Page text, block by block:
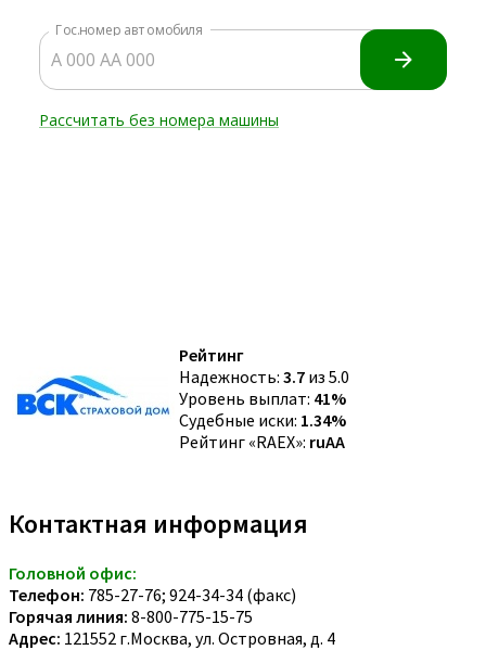
Рейтинг
Надежность: 3.7 из 5.0
Уровень выплат: 41%
Судебные иски: 1.34%
Рейтинг «RAEX»: ruAA
Контактная информация
Головной офис:
Телефон: 785-27-76; 924-34-34 (факс)
Горячая линия: 8-800-775-15-75
Адрес: 121552 г.Москва, ул. Островная, д. 4